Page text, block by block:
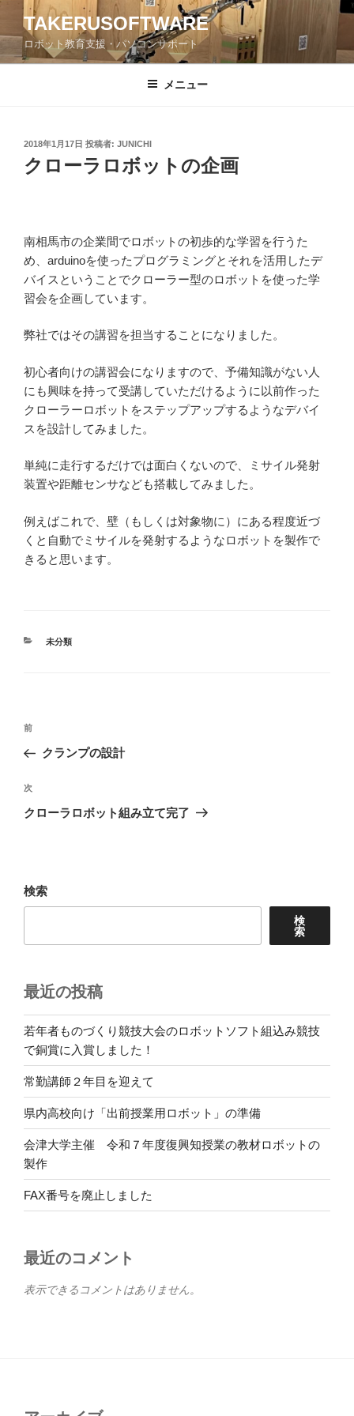
テ
ン
TAKERUSOFTWARE
ロボット教育支援・パソコンサポート
メニュー
投
日:
2018年1月17日 投稿者: JUNICHI
クローラロボットの企画
南相馬市の企業間でロボットの初歩的な学習を行うた
め、arduinoを使ったプログラミングとそれを活用したデ
バイスということでクローラー型のロボットを使った学
習会を企画しています。
弊社ではその講習を担当することになりました。
初心者向けの講習会になりますので、予備知識がない人
にも興味を持って受講していただけるように以前作った
クローラーロボットをステップアップするようなデバイ
スを設計してみました。
単純に走行するだけでは面白くないので、ミサイル発射
装置や距離センサなども搭載してみました。
例えばこれで、壁（もしくは対象物に）にある程度近づ
くと自動でミサイルを発射するようなロボットを製作で
きると思います。
カ
未分類
投
ナ
ビ
ゲ
ン
前
の
稿
前
クランプの設計
次
の
次
クローラロボット組み立て完了
検索
検
索
最近の投稿
若年者ものづくり競技大会のロボットソフト組込み競技
で銅賞に入賞しました！
常勤講師２年目を迎えて
県内高校向け「出前授業用ロボット」の準備
会津大学主催 令和７年度復興知授業の教材ロボットの
製作
FAX番号を廃止しました
最近のコメント
表示できるコメントはありません。